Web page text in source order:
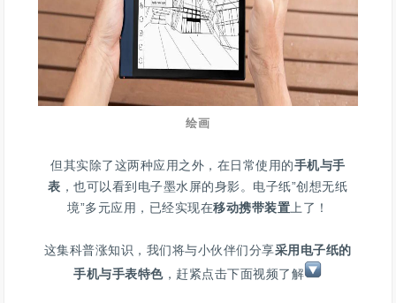
绘画
但其实除了这两种应用之外，在日常使用的手机与手
表 ，也可以看到电子墨水屏的身影。电子纸”创想无纸
境”多元应用，已经实现在移动携带装置 上了！
这集科普涨知识，我们将与小伙伴们分享采用电子纸的
手机与手表特色，赶紧点击下面视频了解